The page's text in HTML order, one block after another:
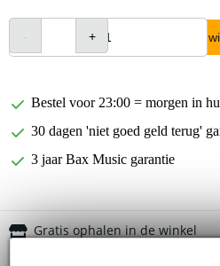
In
Bestel voor 23:00 = morgen in
30 dagen 'niet goed geld terug'
3 jaar Bax Music garantie
Gratis ophalen in de winkel